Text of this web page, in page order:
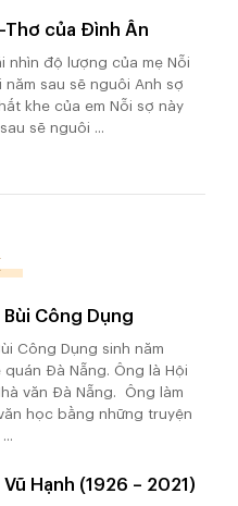
của Đình Ân
nhìn độ lượng của mẹ Nỗi
năm sau sẽ nguôi Anh sợ
khe của em Nỗi sợ này
sẽ nguôi ...
Bùi Công Dụng
Công Dụng sinh năm
quán Đà Nẵng. Ông là Hội
văn Đà Nẵng. Ông làm
học bằng những truyện
Vũ Hạnh (1926 – 2021)